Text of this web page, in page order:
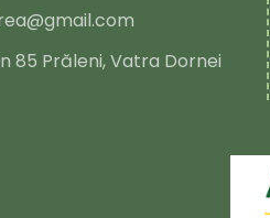
85 Prăleni, Vatra Dornei